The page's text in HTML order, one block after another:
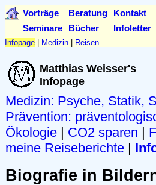
Vorträge Beratung Kontakt
Seminare Bücher Infoletter
Infopage Medizin Reisen
Matthias Weisser's
Infopage
Medizin: Psyche, Statik,
Prävention:
Ökologie | CO2 sparen |
meine Reiseberichte |
Biografie in